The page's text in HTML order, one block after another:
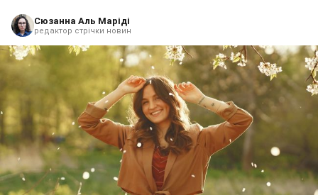
Сюзанна Аль Маріді
редактор стрічки новин